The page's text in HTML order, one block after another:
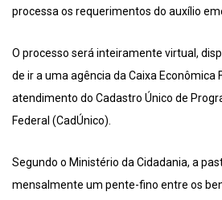
processa os requerimentos do auxílio
O processo será inteiramente virtual,
de ir a uma agência da Caixa Econômica
atendimento do Cadastro Único de
Federal (CadÚnico).
Segundo o Ministério da Cidadania, a
mensalmente um pente-fino entre os